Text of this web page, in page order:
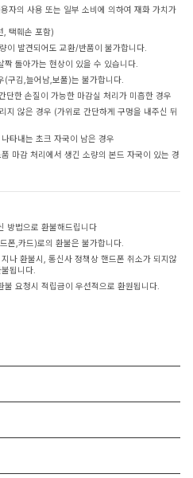
자의 사용 또는 일부 소비에 의하여 재화 가치가
, 택훼손 포함)
이 발견되어도 교환/반품이 불가합니다.
돌아가는 현상이 있을 수 있습니다.
(구김,늘어남,보풀)는 불가합니다.
단한 손질이 가능한 마감실 처리가 미흡한 경우
지 않은 경우 (가위로 간단하게 구멍을 내주신 뒤
타내는 초크 자국이 남은 경우
마감 처리에서 생긴 소량의 본드 자국이 있는 경
방법으로 환불해드립니다
폰,카드)로의 환불은 불가합니다.
나 환불시, 통신사 정책상 핸드폰 취소가 되지않
됩니다.
요청시 적립금이 우선적으로 환원됩니다.